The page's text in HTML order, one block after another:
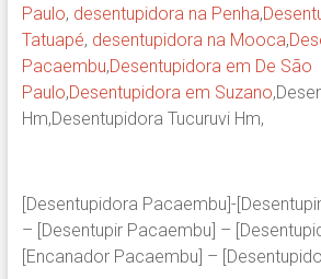
Paulo, desentupidora na Penha,
Tatuapé, desentupidora na Mooca,
Pacaembu,Desentupidora em De São
Paulo,Desentupidora em Suzano
Hm,Desentupidora Tucuruvi Hm,
[Desentupidora Pacaembu]-
– [Desentupir Pacaembu] –
[Encanador Pacaembu] –